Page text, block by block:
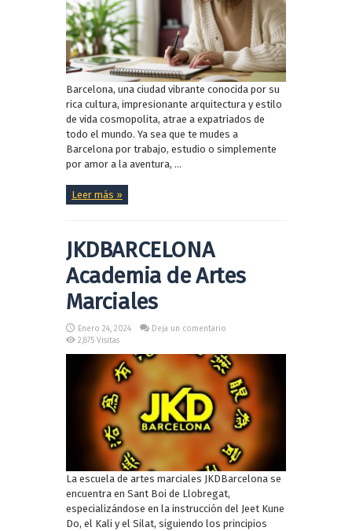
Barcelona, una ciudad vibrante conocida por su
rica cultura, impresionante arquitectura y estilo
de vida cosmopolita, atrae a expatriados de
todo el mundo. Ya sea que te mudes a
Barcelona por trabajo, estudio o simplemente
por amor a la aventura, ...
Leer más »
JKDBARCELONA
Academia de Artes
Marciales
Enero 24, 2024
Deja un comentario
2,875 Visitas
La escuela de artes marciales JKDBarcelona se
encuentra en Sant Boi de Llobregat,
especializándose en la instrucción del Jeet Kune
Do, el Kali y el Silat, siguiendo los principios